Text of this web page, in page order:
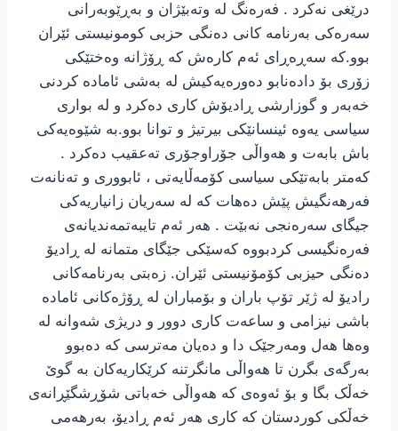
درێغی نەکرد . فەرەنگ لە وتەبێژان و بەڕێوبەرانی
سەرەکی بەرنامە کانی دەنگی حزبی کومونیستی ئێران
بوو.کە سەڕەڕای ئەم کارەش کە ڕۆژانه وەختێکی
زۆری بۆ دادەنابو دەورەیەکیش لە بەشی ئامادە کردنی
خەبەر و گوزارشی ڕادیۆش کاری دەکرد و لە بواری
سیاسی یەوە ئینسانێکی بیرتیژ و توانا بوو.بە شێوەیەکی
باش بابەت و هەواڵی جۆراوجۆری تەعقیب دەکرد .
کەمتر بابەتێکی سیاسی کۆمەڵایەتی ، ئابووری و تەنانەت
فەرهەنگیش پێش دەهات کە لە سەریان زانیاریەکی
جیگای سەرەنجی نەبێت . هەر ئەم تایبەتمەندیانەی
فەرەنگیسی کردبووە کەسێکی جێگای متمانە لە ڕادیۆ
دەنگی حیزبی کۆمۆنیستی ئێران. زەبتی بەرنامەکانی
رادیۆ لە ژێر تۆپ باران و بۆمباران لە ڕۆژەکانی ئامادە
باشی نیزامی و ساعەت کاری دوور و دریژی شەوانه له
وەها هەل ومەرجێک دا و دەیان مەترسی کە دەبوو
بەرگەی بگرن تا هەواڵی مانگرتنە کرێکاریەکان بە گوێ
خەڵک بگا و بۆ ئەوەی کە هەواڵی خەباتی شۆڕشگێڕانەی
خەڵکی کوردستان کە کاری هەر ئەم ڕادیۆ، بەرهەمی